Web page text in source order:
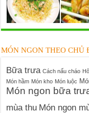
MÓN NGON THEO CHỦ
Bữa trưa Cách nấu cháo
Món hầm Món kho Món luộc
Món ngon bữa
mùa thu Món ngon